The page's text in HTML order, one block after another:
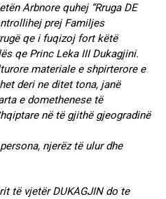
Arbnore quhej “Rruga DE
prej Familjes
qe i fuqizoj fort këtë
qe Princ Leka III Dukagjini.
materiale e shpirterore e
deri ne ditet tona, janë
e domethenese të
në të gjithë gjeogradinë
të vjetër DUKAGJIN do te